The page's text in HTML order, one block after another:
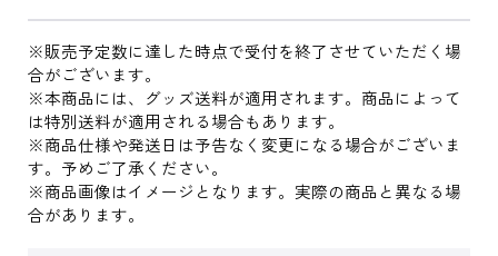
※販売予定数に達した時点で受付を終了させていただく場
合がございます。
※本商品には、グッズ送料が適用されます。商品によって
は特別送料が適用される場合もあります。
※商品仕様や発送日は予告なく変更になる場合がございま
す。予めご了承ください。
※商品画像はイメージとなります。実際の商品と異なる場
合があります。